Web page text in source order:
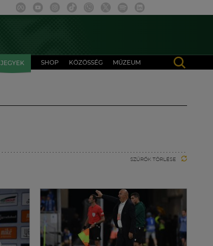
JEGYEK SHOP KÖZÖSSÉG MÚZEUM
SZŰRŐK TÖRLÉSE